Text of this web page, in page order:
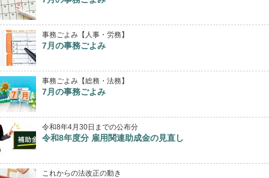
事務ごよみ【人事・労務】
7月の事務ごよみ
事務ごよみ【総務・法務】
7月の事務ごよみ
令和8年4月30日までの公布分
令和8年度分 雇用関連助成金の見直し
これからの法改正の動き